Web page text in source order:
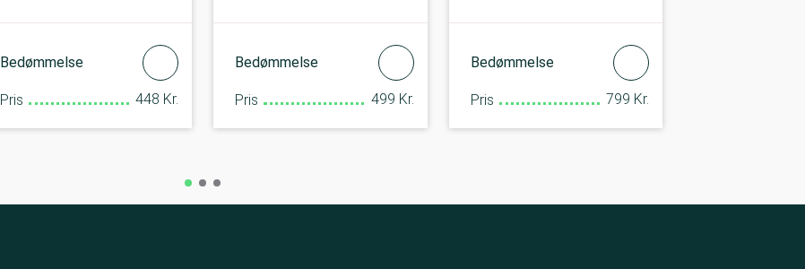
Bedømmelse
Pris 448 Kr.
Bedømmelse
Pris 499 Kr.
Bedømmelse
Pris 799 Kr.